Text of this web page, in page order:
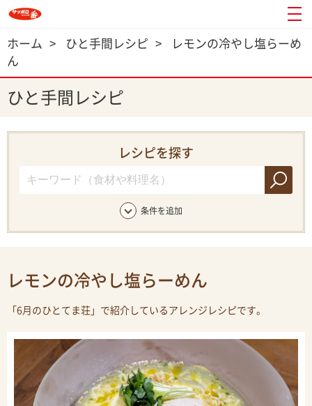
ホーム > ひと手間レシピ >
レモンの冷やし塩らーめ
ん
ひと手間レシピ
レシピを探す
条件を追加
レモンの冷やし塩らーめん
「6月のひとてま荘」で紹介しているアレンジレシピです。